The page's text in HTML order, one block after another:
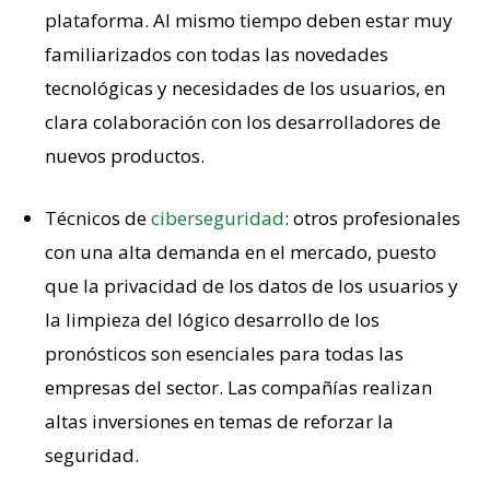
plataforma. Al mismo tiempo deben estar muy
familiarizados con todas las novedades
tecnológicas y necesidades de los usuarios, en
clara colaboración con los desarrolladores de
nuevos productos.
Técnicos deciberseguridad: otros profesionales
con una alta demanda en el mercado, puesto
que la privacidad de los datos de los usuarios y
la limpieza del lógico desarrollo de los
pronósticos son esenciales para todas las
empresas del sector. Las compañías realizan
altas inversiones en temas de reforzar la
seguridad.